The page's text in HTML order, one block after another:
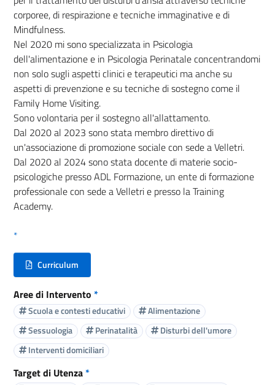
corporee, di respirazione e tecniche immaginative e di
Mindfulness.
Nel 2020 mi sono specializzata in Psicologia
dell'alimentazione e in Psicologia Perinatale concentrandomi
non solo sugli aspetti clinici e terapeutici ma anche su
aspetti di prevenzione e su tecniche di sostegno come il
Family Home Visiting.
Sono volontaria per il sostegno all'allattamento.
Dal 2020 al 2023 sono stata membro direttivo di
un'associazione di promozione sociale con sede a Velletri.
Dal 2020 al 2024 sono stata docente di materie socio-
psicologiche presso ADL Formazione, un ente di formazione
professionale con sede a Velletri e presso la Training
Academy.
*
Curriculum
(nuova scheda - new tab)
Aree di Intervento *
Scuola e contesti educativi
Alimentazione
Sessuologia
Perinatalità
Disturbi dell'umore
Interventi domiciliari
Target di Utenza*